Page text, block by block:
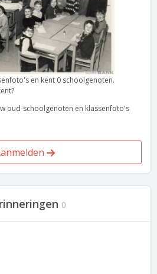
en kent 0 schoolgenoten.
oud-schoolgenoten en klassenfoto's
0